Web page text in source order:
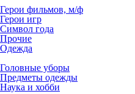
Герои фильмов, м/ф
Герои игр
Символ года
Прочие
Одежда
Головные уборы
Предметы одежды
Наука и хобби